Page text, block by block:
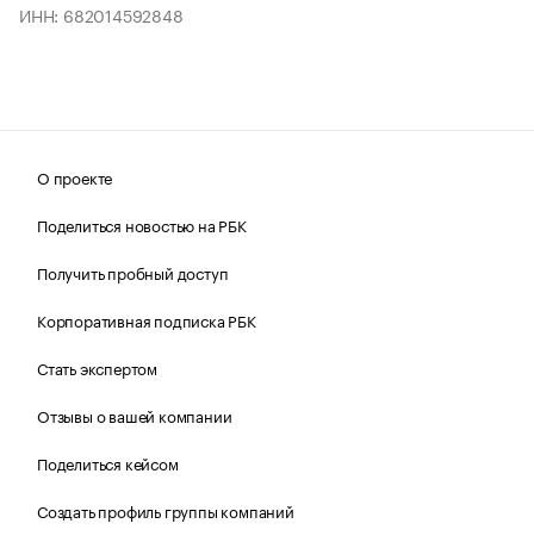
ИНН: 682014592848
О проекте
Поделиться новостью на РБК
Получить пробный доступ
Корпоративная подписка РБК
Стать экспертом
Отзывы о вашей компании
Поделиться кейсом
Создать профиль группы компаний